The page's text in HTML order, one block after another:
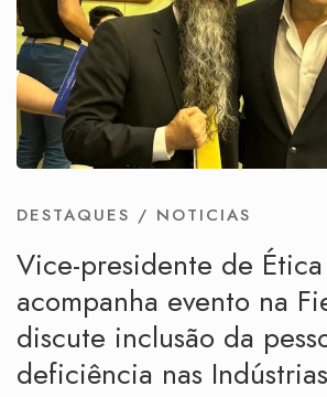
DESTAQUES / NOTICIAS
Vice-presidente de
acompanha evento na
discute inclusão da
deficiência nas Indústrias